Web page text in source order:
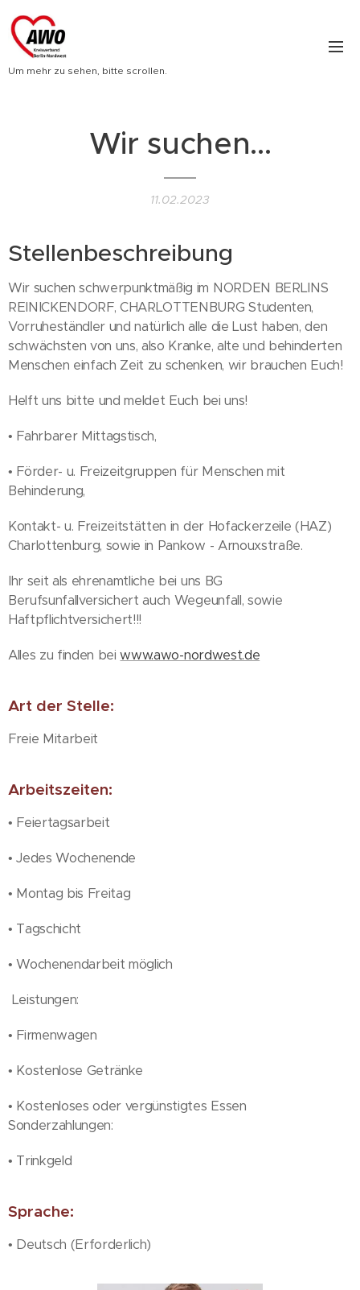
Um mehr zu sehen, bitte scrollen.
Wir suchen...
11.02.2023
Stellenbeschreibung
Wir suchen schwerpunktmäßig im NORDEN BERLINS
REINICKENDORF, CHARLOTTENBURG Studenten,
Vorruheständler und natürlich alle die Lust haben, den
schwächsten von uns, also Kranke, alte und behinderten
Menschen einfach Zeit zu schenken, wir brauchen Euch!
Helft uns bitte und meldet Euch bei uns!
• Fahrbarer Mittagstisch,
• Förder- u. Freizeitgruppen für Menschen mit
Behinderung,
Kontakt- u. Freizeitstätten in der Hofackerzeile (HAZ)
Charlottenburg, sowie in Pankow - Arnouxstraße.
Ihr seit als ehrenamtliche bei uns BG
Berufsunfallversichert auch Wegeunfall, sowie
Haftpflichtversichert!!!
Alles zu finden beiwww.awo-nordwest.de
Art der Stelle:
Freie Mitarbeit
Arbeitszeiten:
• Feiertagsarbeit
• Jedes Wochenende
• Montag bis Freitag
• Tagschicht
• Wochenendarbeit möglich
Leistungen:
• Firmenwagen
• Kostenlose Getränke
• Kostenloses oder vergünstigtes Essen
Sonderzahlungen:
• Trinkgeld
Sprache:
• Deutsch (Erforderlich)